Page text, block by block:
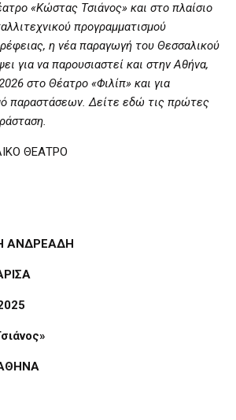
«Κώστας Τσιάνος» και στο πλαίσιο
προγραμματισμού
η νέα παραγωγή του Θεσσαλικού
για να παρουσιαστεί και στην Αθήνα,
στο Θέατρο «Φιλίπ» και για
παραστάσεων. Δείτε εδώ τις πρώτες
ΘΕΑΤΡΟ
ΑΝΔΡΕΑΔΗ